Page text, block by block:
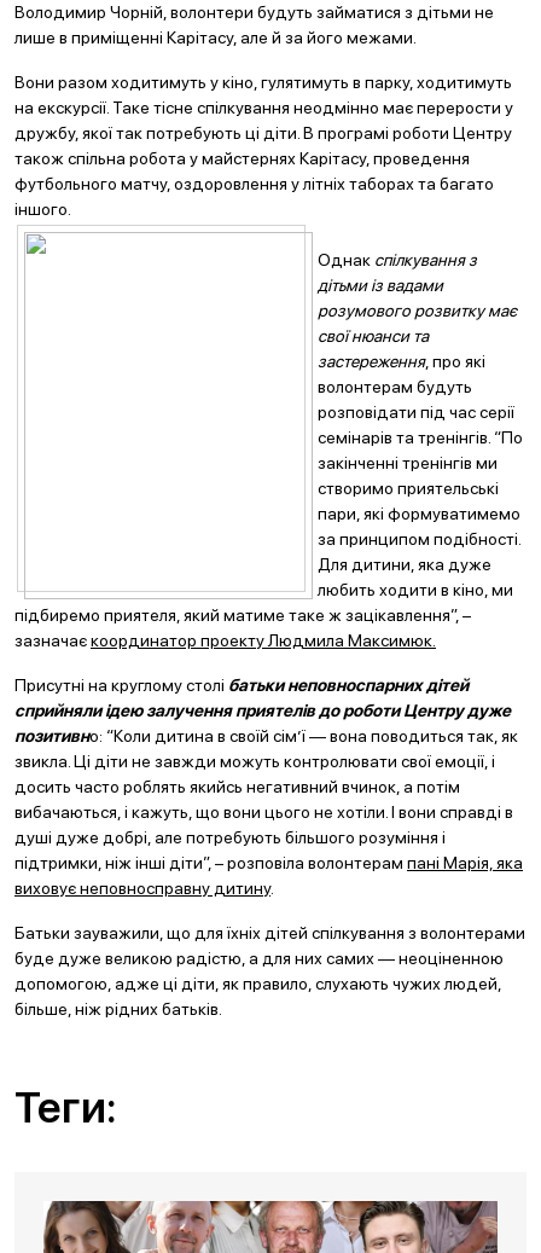
Володимир Чорній, волонтери будуть займатися з дітьми не
лише в приміщенні Карітасу, але й за його межами.
Вони разом ходитимуть у кіно, гулятимуть в парку, ходитимуть
на екскурсії. Таке тісне спілкування неодмінно має перерости у
дружбу, якої так потребують ці діти. В програмі роботи Центру
також спільна робота у майстернях Карітасу, проведення
футбольного матчу, оздоровлення у літніх таборах та багато
іншого.
Однак спілкування з
дітьми із вадами
розумового розвитку має
свої нюанси та
застереження, про які
волонтерам будуть
розповідати під час серії
семінарів та тренінгів. “По
закінченні тренінгів ми
створимо приятельські
пари, які формуватимемо
за принципом подібності.
Для дитини, яка дуже
любить ходити в кіно, ми
підбиремо приятеля, який матиме таке ж зацікавлення”, –
зазначаєкоординатор проекту Людмила Максимюк.
Присутні на круглому столі батьки неповноспарних дітей
сприйняли ідею залучення приятелів до роботи Центру дуже
позитивно: “Коли дитина в своїй сім’ї — вона поводиться так, як
звикла. Ці діти не завжди можуть контролювати свої емоції, і
досить часто роблять якийсь негативний вчинок, а потім
вибачаються, і кажуть, що вони цього не хотіли. І вони справді в
душі дуже добрі, але потребують більшого розуміння і
підтримки, ніж інші діти”, – розповіла волонтерам пані Марія, яка
виховує неповносправну дитину.
Батьки зауважили, що для їхніх дітей спілкування з волонтерами
буде дуже великою радістю, а для них самих — неоціненною
допомогою, адже ці діти, як правило, слухають чужих людей,
більше, ніж рідних батьків.
Теги: